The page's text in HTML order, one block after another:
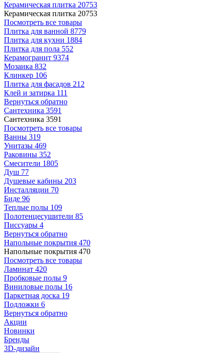
Керамическая плитка 20753
Керамическая плитка 20753
Посмотреть все товары
Плитка для ванной 8779
Плитка для кухни 1884
Плитка для пола 552
Керамогранит 9374
Мозаика 832
Клинкер 106
Плитка для фасадов 212
Клей и затирка 111
Вернуться обратно
Сантехника 3591
Сантехника 3591
Посмотреть все товары
Ванны 319
Унитазы 469
Раковины 352
Смесители 1805
Душ 77
Душевые кабины 203
Инсталляции 70
Биде 96
Теплые полы 109
Полотенцесушители 85
Писсуары 4
Вернуться обратно
Напольные покрытия 470
Напольные покрытия 470
Посмотреть все товары
Ламинат 420
Пробковые полы 9
Виниловые полы 16
Паркетная доска 19
Подложки 6
Вернуться обратно
Акции
Новинки
Бренды
3D-дизайн